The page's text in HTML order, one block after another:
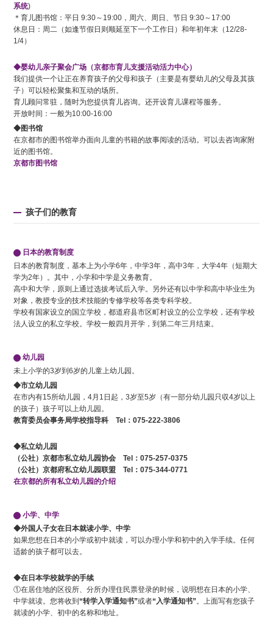
系统)
＊育儿图书馆：平日 9:30～19:00，周六、周日、节日 9:30～17:00
休息日：周二（如逢节假日则顺延至下一个工作日）和年初年末（12/28-
1/4）
◆婴幼儿亲子聚会广场（京都市育儿支援活动活力中心）
我们提供一个让正在养育孩子的父母和孩子（主要是有婴幼儿的父母及其孩
子）可以轻松聚集和互动的场所。
育儿顾问常驻，随时为您提供育儿咨询。还开设育儿课程等服务。
开放时间：一般为10:00-16:00
◆图书馆
在京都市的图书馆举办面向儿童的书籍的故事阅读的活动。可以去咨询家附
近的图书馆。
京都市图书馆
孩子们的教育
日本的教育制度
日本的教育制度，基本上为小学6年，中学3年，高中3年，大学4年（短期大
学为2年）。其中，小学和中学是义务教育。
高中和大学，原则上通过选拔考试后入学。另外还有以中学和高中毕业生为
对象，教授专业的技术技能的专修学校等各类专科学校。
学校有国家设立的国立学校，都道府县市区町村设立的公立学校，还有学校
法人设立的私立学校。学校一般四月开学，到第二年三月结束。
幼儿园
未上小学的3岁到6岁的儿童上幼儿园。
◆市立幼儿园
在市内有15所幼儿园，4月1日起，3岁至5岁（有一部分幼儿园只収4岁以上
的孩子）孩子可以上幼儿园。
教育委员会事务局学校指导科 Tel：075-222-3806
◆私立幼儿园
（公社）京都市私立幼儿园协会 Tel：075-257-0375
（公社）京都府私立幼儿园联盟 Tel：075-344-0771
在京都的所有私立幼儿园的介绍
小学、中学
◆外国人子女在日本就读小学、中学
如果您想在日本的小学或初中就读，可以办理小学和初中的入学手续。任何
适龄的孩子都可以去。
◆在日本学校就学的手续
①在居住地的区役所、分所办理住民票登录的时候，说明想在日本的小学、
中学就读。您将收到 “转学入学通知书”或者“入学通知书”。上面写有您孩子
就读的小学、初中的名称和地址。